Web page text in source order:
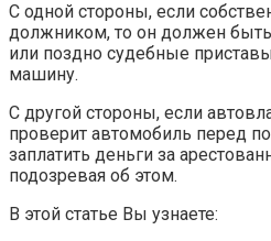
С одной стороны, если
должником, то он должен быть
или поздно судебные
машину.
С другой стороны, если
проверит автомобиль перед
заплатить деньги за
подозревая об этом.
В этой статье Вы узнаете: